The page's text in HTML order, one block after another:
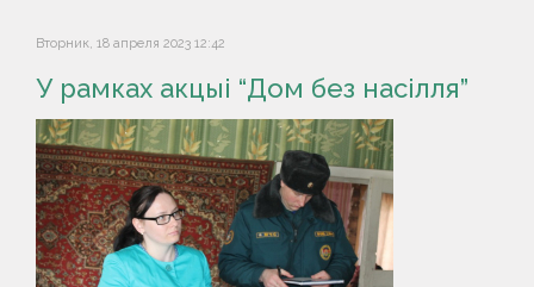
Вторник, 18 апреля 2023 12:42
У рамках акцыі “Дом без насілля”